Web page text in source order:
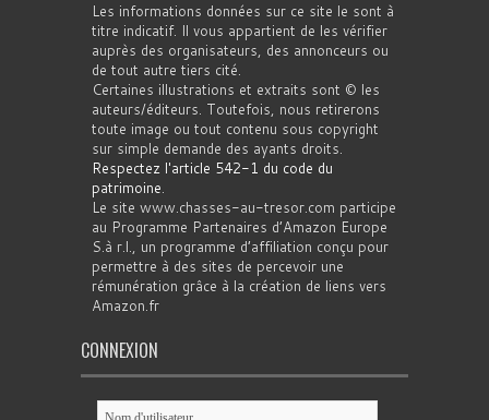
Les informations données sur ce site le sont à
titre indicatif. Il vous appartient de les vérifier
auprès des organisateurs, des annonceurs ou
de tout autre tiers cité.
Certaines illustrations et extraits sont © les
auteurs/éditeurs. Toutefois, nous retirerons
toute image ou tout contenu sous copyright
sur simple demande des ayants droits.
Respectez l'article 542-1 du code du
patrimoine.
Le site www.chasses-au-tresor.com participe
au Programme Partenaires d’Amazon Europe
S.à r.l., un programme d’affiliation conçu pour
permettre à des sites de percevoir une
rémunération grâce à la création de liens vers
Amazon.fr
CONNEXION